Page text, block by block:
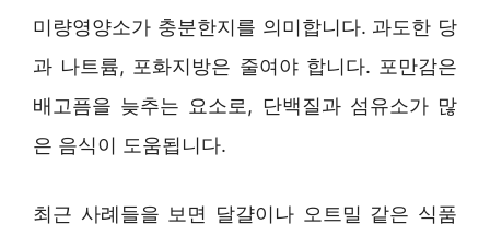
미량영양소가 충분한지를 의미합니다. 과도한 당
과 나트륨, 포화지방은 줄여야 합니다. 포만감은
배고픔을 늦추는 요소로, 단백질과 섬유소가 많
은 음식이 도움됩니다.
최근 사례들을 보면 달걀이나 오트밀 같은 식품